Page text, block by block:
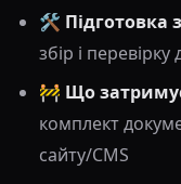
🛠 Підготовка
збір і перевірку
🚧 Що
комплект
сайту/CMS